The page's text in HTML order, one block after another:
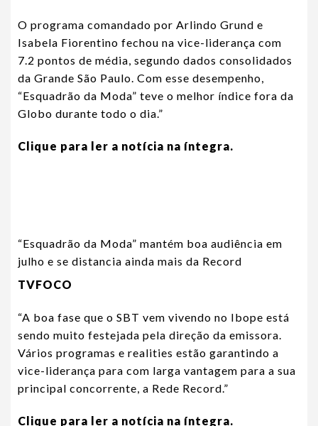
O programa comandado por Arlindo Grund e
Isabela Fiorentino fechou na vice-liderança com
7.2 pontos de média, segundo dados consolidados
da Grande São Paulo. Com esse desempenho,
“Esquadrão da Moda” teve o melhor índice fora da
Globo durante todo o dia.”
Clique para ler a notícia na íntegra.
“Esquadrão da Moda” mantém boa audiência em
julho e se distancia ainda mais da Record
TVFOCO
“A boa fase que o SBT vem vivendo no Ibope está
sendo muito festejada pela direção da emissora.
Vários programas e realities estão garantindo a
vice-liderança para com larga vantagem para a sua
principal concorrente, a Rede Record.”
Clique para ler a notícia na íntegra.